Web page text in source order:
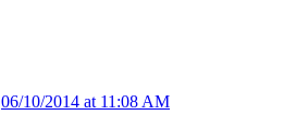
06/10/2014 at 11:08 AM